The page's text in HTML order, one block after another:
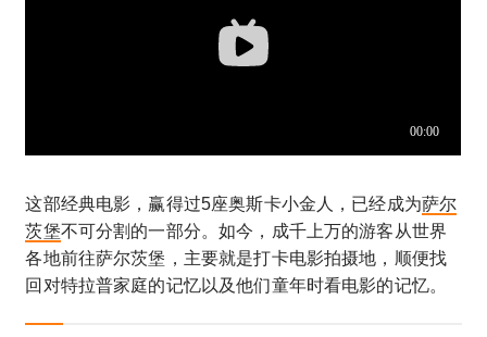
这部经典电影，赢得过5座奥斯卡小金人，已经成为萨尔
茨堡不可分割的一部分。如今，成千上万的游客从世界
各地前往萨尔茨堡，主要就是打卡电影拍摄地，顺便找
回对特拉普家庭的记忆以及他们童年时看电影的记忆。